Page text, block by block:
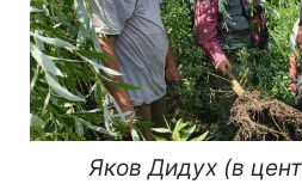
Яков Дидух (в